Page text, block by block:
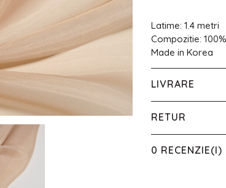
Latime: 1.4 metri
Compozitie:
Made in Korea
LIVRARE
RETUR
0 RECENZIE(I)